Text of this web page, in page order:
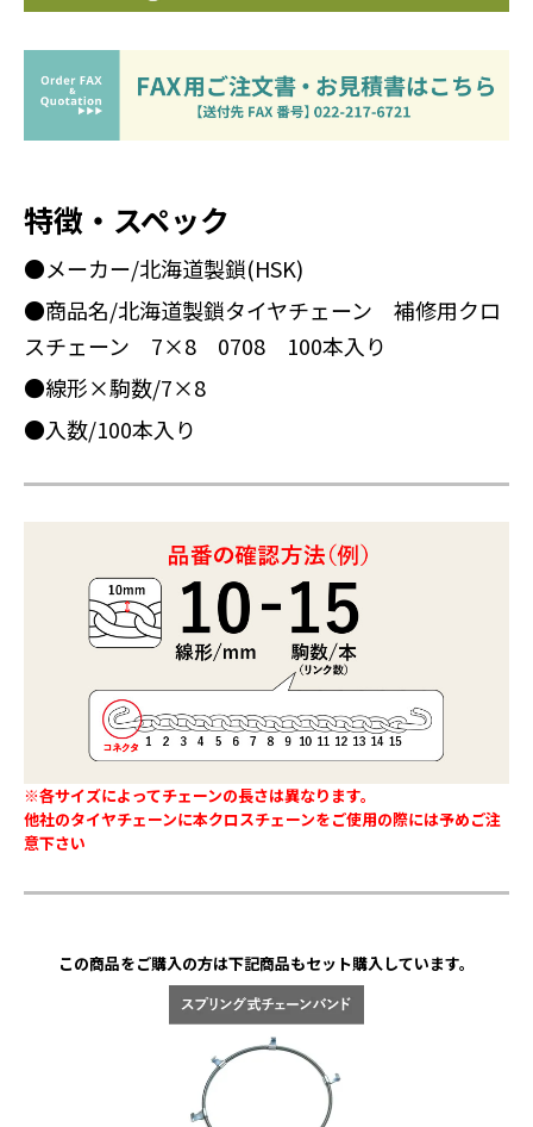
特徴・スペック
●メーカー/北海道製鎖(HSK)
●商品名/北海道製鎖タイヤチェーン 補修用クロ
スチェーン 7×8 0708 100本入り
●線形×駒数/7×8
●入数/100本入り
※各サイズによってチェーンの長さは異なります。
他社のタイヤチェーンに本クロスチェーンをご使用の際には予めご注
意下さい
この商品をご購入の方は下記商品もセット購入しています。